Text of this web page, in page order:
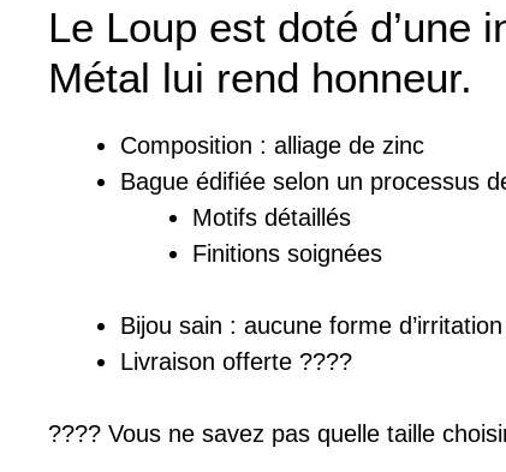
Le Loup est doté d’une
Métal lui rend honneur.
Composition : a lliage de zinc
Bague édifiée selon un processus
Motifs détaillés
Finitions soignées
Bijou sain : aucune forme
Livraison offerte ????
???? Vous ne savez pas quelle taille